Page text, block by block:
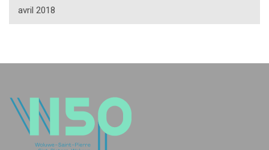
avril 2018